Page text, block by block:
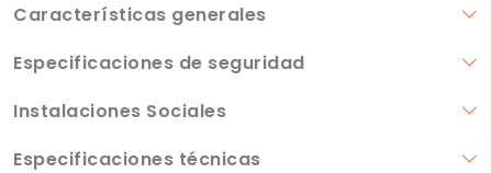
Características generales
Especificaciones de seguridad
Instalaciones Sociales
Especificaciones técnicas